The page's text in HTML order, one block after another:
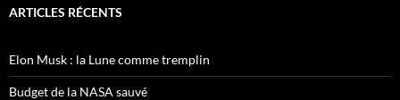
ARTICLES RÉCENTS
Elon Musk : la Lune comme tremplin
Budget de la NASA sauvé